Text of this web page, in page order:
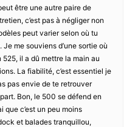
être une autre paire de
c’est pas à négliger non
peut varier selon où tu
Je me souviens d’une sortie où
il a dû mettre la main au
La fiabilité, c’est essentiel je
pas envie de te retrouver
Bon, le 500 se défend en
que c’est un peu moins
et balades tranquillou,